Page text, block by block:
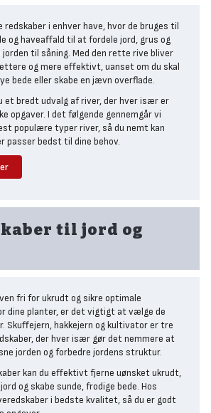
i enhver have, hvor de bruges til
og haveaffald til at fordele jord, grus og
jorden til såning. Med den rette rive bliver
og mere effektivt, uanset om du skal
bede eller skabe en jævn overflade.
et bredt udvalg af river, der hver især er
opgaver. I det følgende gennemgår vi
populære typer river, så du nemt kan
passer bedst til dine behov.
til blade og
begynder at falde. Den er kendetegnet
og fleksible tænder, som gør det let at
bredt hoved, hvilket gør det muligt at
hurtigt og effektivt. Mange løvriver er
som plast eller aluminium,
at arbejde med over længere tid. En
i haven både nemmere og mere
alsidig til jord og
til jord og
fri for ukrudt og sikre optimale
dine planter, er det vigtigt at vælge de
Skuffejern, hakkejern og kultivator er tre
der hver især gør det nemmere at
jorden og forbedre jordens struktur.
kan du effektivt fjerne uønsket ukrudt,
og skabe sunde, frodige bede. Hos
i bedste kvalitet, så du er godt